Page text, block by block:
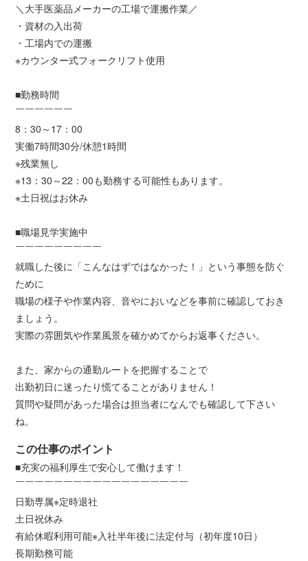
＼大手医薬品メーカーの工場で運搬作業／
・資材の入出荷
・工場内での運搬
※カウンター式フォークリフト使用
■勤務時間
￣￣￣￣￣￣
8：30～17：00
実働7時間30分/休憩1時間
※残業無し
※13：30～22：00も勤務する可能性もあります。
※土日祝はお休み
■職場見学実施中
￣￣￣￣￣￣￣￣￣
就職した後に「こんなはずではなかった！」という事態を防ぐ
ために
職場の様子や作業内容、音やにおいなどを事前に確認しておき
ましょう。
実際の雰囲気や作業風景を確かめてからお返事ください。
また、家からの通勤ルートを把握することで
出勤初日に迷ったり慌てることがありません！
質問や疑問があった場合は担当者になんでも確認して下さい
ね。
この仕事のポイント
■充実の福利厚生で安心して働けます！
￣￣￣￣￣￣￣￣￣￣￣￣￣￣￣￣￣￣
日勤専属※定時退社
土日祝休み
有給休暇利用可能※入社半年後に法定付与（初年度10日）
長期勤務可能